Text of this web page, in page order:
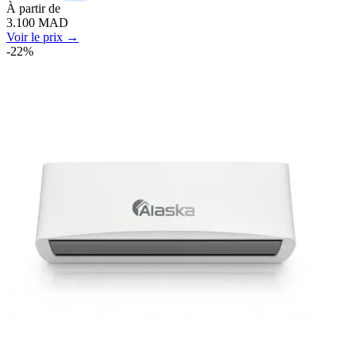
À partir de
3.100 MAD
Voir le prix →
-22%